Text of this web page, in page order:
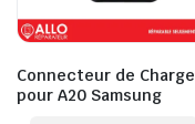
Connecteur de Charge
pour A20 Samsung